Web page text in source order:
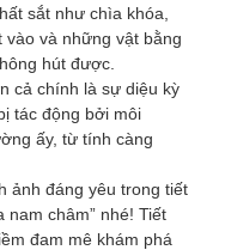
sắt như chìa khóa,
và những vật bằng
hút được.
cả chính là sự diệu kỳ
tác động bởi môi
ấy, từ tính càng
ảnh đáng yêu trong tiết
nam châm” nhé! Tiết
đam mê khám phá